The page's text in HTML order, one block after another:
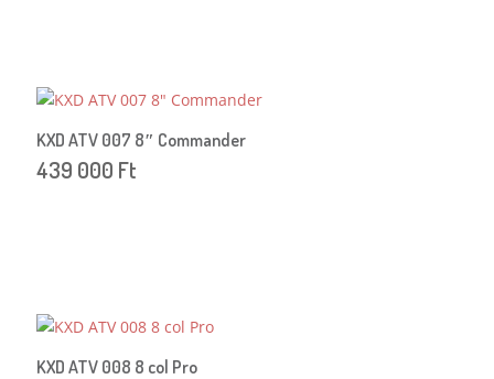
KXD ATV 007 8″ Commander
439 000 Ft
KXD ATV 008 8 col Pro